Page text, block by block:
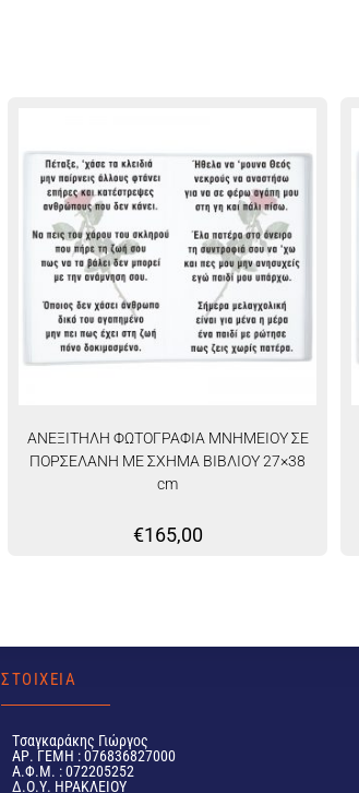
ΑΝΕΞΙΤΗΛΗ ΦΩΤΟΓΡΑΦΙΑ ΜΝΗΜΕΙΟΥ ΣΕ
ΠΟΡΣΕΛΑΝΗ ΜΕ ΣΧΗΜΑ ΒΙΒΛΙΟΥ 27×38
cm
€165,00
ΣΤΟΙΧΕΙΑ
Tσαγκαράκης Γιώργος
ΑΡ. ΓΕΜΗ : 076836827000
Α.Φ.Μ. : 072205252
Δ.Ο.Υ. ΗΡΑΚΛΕΙΟΥ